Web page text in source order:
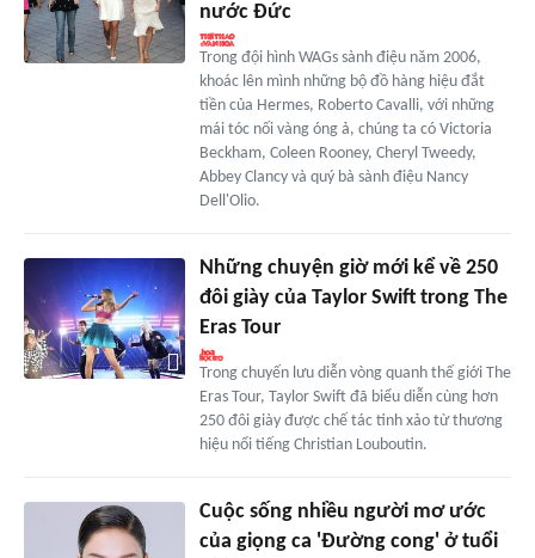
nước Đức
Trong đội hình WAGs sành điệu năm 2006,
khoác lên mình những bộ đồ hàng hiệu đắt
tiền của Hermes, Roberto Cavalli, với những
mái tóc nối vàng óng ả, chúng ta có Victoria
Beckham, Coleen Rooney, Cheryl Tweedy,
Abbey Clancy và quý bà sành điệu Nancy
Dell'Olio.
Những chuyện giờ mới kể về 250
đôi giày của Taylor Swift trong The
Eras Tour
Trong chuyến lưu diễn vòng quanh thế giới The
Eras Tour, Taylor Swift đã biểu diễn cùng hơn
250 đôi giày được chế tác tinh xảo từ thương
hiệu nổi tiếng Christian Louboutin.
Cuộc sống nhiều người mơ ước
của giọng ca 'Đường cong' ở tuổi